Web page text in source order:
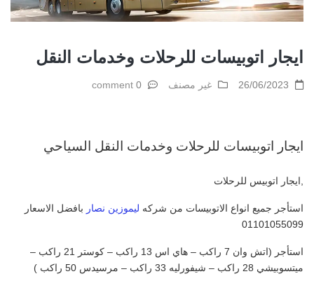
ايجار اتوبيسات للرحلات وخدمات النقل
26/06/2023 غير مصنف 0 comment
ايجار اتوبيسات للرحلات وخدمات النقل السياحي
,ايجار اتوبيس للرحلات
استأجر جميع انواع الاتوبيسات من شركه ليموزين نصار بافضل الاسعار
01101055099
استأجر (اتش وان 7 راكب – هاي اس 13 راكب – كوستر 21 راكب –
ميتسوبيشي 28 راكب – شيفورليه 33 راكب – مرسيدس 50 راكب )